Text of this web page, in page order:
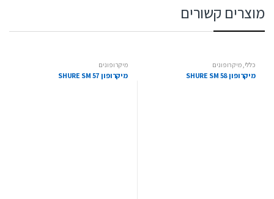
מוצרים קשורים
כללי ,מיקרופונים
מיקרופון SHURE SM 58
מיקרופונים
מיקרופון SHURE SM 57